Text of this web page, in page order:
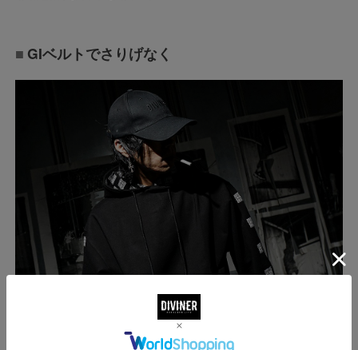
GIベルトでさりげなく